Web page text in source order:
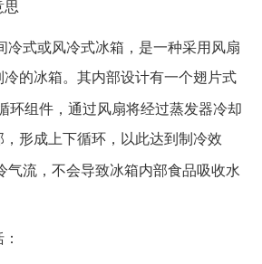
冷式或风冷式冰箱，是一种采用风扇
的冰箱。其内部设计有一个翅片式
环组件，通过风扇将经过蒸发器冷却
形成上下循环，以此达到制冷效
气流，不会导致冰箱内部食品吸收水